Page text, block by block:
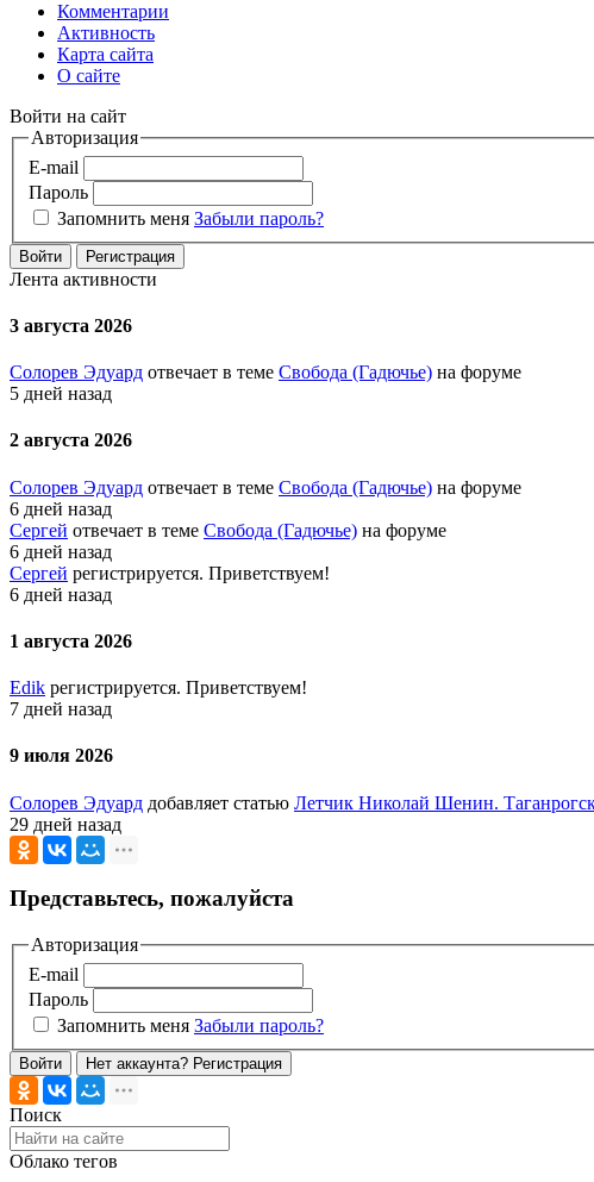
Комментарии
Активность
Карта сайта
О сайте
Войти на сайт
Авторизация
E-mail
Пароль
Запомнить меня Забыли пароль?
Войти Регистрация
Лента активности
3 августа 2026
Солорев Эдуард отвечает в теме Свобода (Гадючье) на форуме
5 дней назад
2 августа 2026
Солорев Эдуард отвечает в теме Свобода (Гадючье) на форуме
6 дней назад
Сергей отвечает в теме Свобода (Гадючье) на форуме
6 дней назад
Сергей регистрируется. Приветствуем!
6 дней назад
1 августа 2026
Edik регистрируется. Приветствуем!
7 дней назад
9 июля 2026
Солорев Эдуард добавляет статью Летчик Николай Шенин.
29 дней назад
Представьтесь, пожалуйста
Авторизация
E-mail
Пароль
Запомнить меня Забыли пароль?
Войти Нет аккаунта? Регистрация
Поиск
Облако тегов